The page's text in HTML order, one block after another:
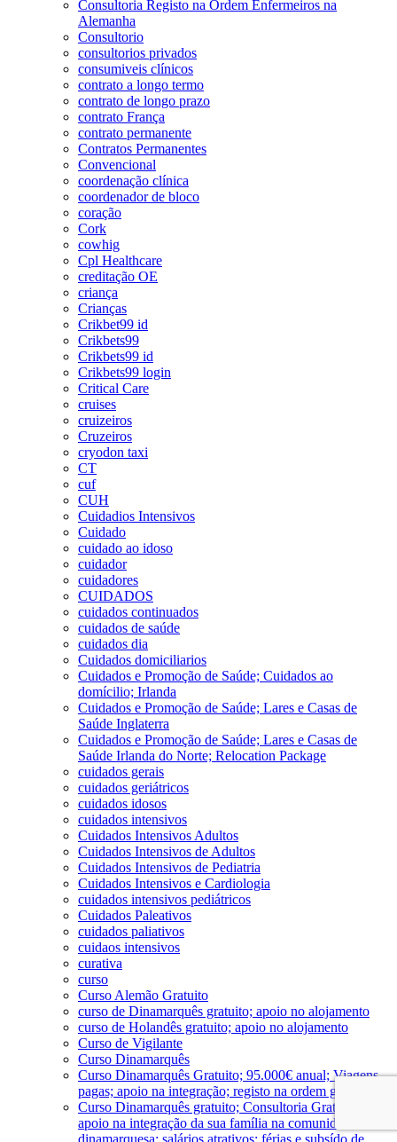
Consultoria Registo na Ordem Enfermeiros na
Alemanha
Consultorio
consultorios privados
consumiveis clínicos
contrato a longo termo
contrato de longo prazo
contrato França
contrato permanente
Contratos Permanentes
Convencional
coordenação clínica
coordenador de bloco
coração
Cork
cowhig
Cpl Healthcare
creditação OE
criança
Crianças
Crikbet99 id
Crikbets99
Crikbets99 id
Crikbets99 login
Critical Care
cruises
cruizeiros
Cruzeiros
cryodon taxi
CT
cuf
CUH
Cuidadios Intensivos
Cuidado
cuidado ao idoso
cuidador
cuidadores
CUIDADOS
cuidados continuados
cuidados de saúde
cuidados dia
Cuidados domiciliarios
Cuidados e Promoção de Saúde; Cuidados ao
domícilio; Irlanda
Cuidados e Promoção de Saúde; Lares e Casas de
Saúde Inglaterra
Cuidados e Promoção de Saúde; Lares e Casas de
Saúde Irlanda do Norte; Relocation Package
cuidados gerais
cuidados geriátricos
cuidados idosos
cuidados intensivos
Cuidados Intensivos Adultos
Cuidados Intensivos de Adultos
Cuidados Intensivos de Pediatria
Cuidados Intensivos e Cardiologia
cuidados intensivos pediátricos
Cuidados Paleativos
cuidados paliativos
cuidaos intensivos
curativa
curso
Curso Alemão Gratuito
curso de Dinamarquês gratuito; apoio no alojamento
curso de Holandês gratuito; apoio no alojamento
Curso de Vigilante
Curso Dinamarquês
Curso Dinamarquês Gratuito; 95.000€ anual; Viagens
pagas; apoio na integração; registo na ordem gratuito
Curso Dinamarquês gratuito; Consultoria Gratuita;
apoio na integração da sua família na comunidade
dinamarquesa; salários atrativos; férias e subsído de